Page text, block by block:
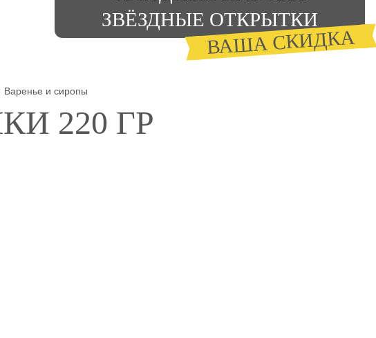
ЗВЁЗДНЫЕ ОТКРЫТКИ
ВАША СКИДКА
Варенье и сиропы
220 ГР